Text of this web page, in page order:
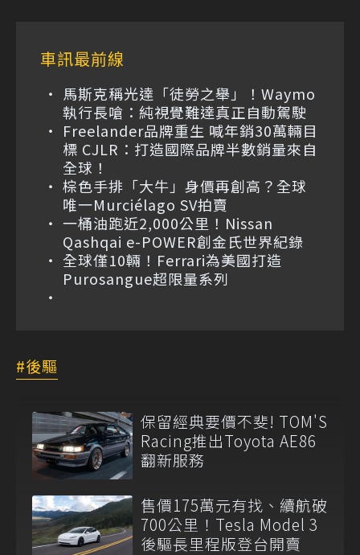
車訊最前線
馬斯克稱光達「徒勞之舉」！Waymo
執行長嗆：純視覺難達真正自動駕駛
Freelander品牌重生 喊年銷30萬輛目
標 CJLR：打造國際品牌半數銷量來自
全球！
棕色手排「大牛」身價再創高？全球
唯一Murciélago SV拍賣
一桶油跑近2,000公里！Nissan
Qashqai e-POWER創金氏世界紀錄
全球僅10輛！Ferrari為美國打造
Purosangue超限量系列
後驅
保留經典要價不斐! TOM'S
Racing推出Toyota AE86
翻新服務
售價175萬元有找、續航破
700公里！Tesla Model 3
後驅長里程版登台開賣